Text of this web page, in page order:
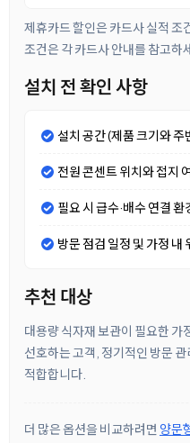
제휴카드 할인은 카드사 실적 조
조건은 각 카드사 안내를 참고하
설치 전 확인 사항
설치 공간 (제품 크기와 주
전원 콘센트 위치와 접지
필요 시 급수·배수 연결 환
방문 점검 일정 및 가정 내
추천 대상
대용량 식자재 보관이 필요한 가
선호하는 고객, 정기적인 방문
적합합니다.
더 많은 옵션을 비교하려면 양문